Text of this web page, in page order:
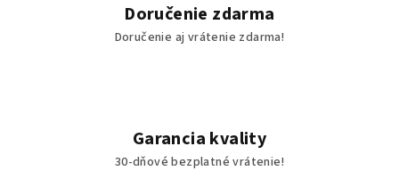
s
u
Doručenie zdarma
Doručenie aj vrátenie zdarma!
Garancia kvality
30-dňové bezplatné vrátenie!